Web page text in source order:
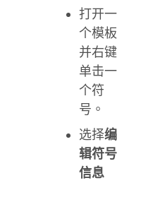
打开一
个模板
并右键
单击一
个符
号。
选择编
辑符号
信息